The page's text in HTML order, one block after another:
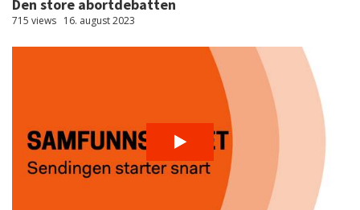
Den store abortdebatten
715 views 16. august 2023